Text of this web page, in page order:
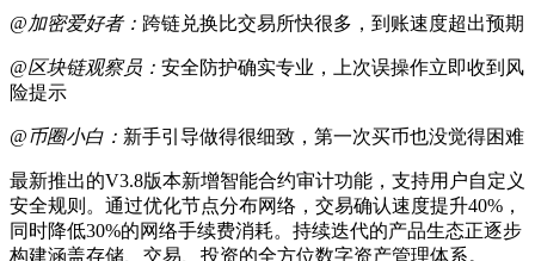
@加密爱好者： 跨链兑换比交易所快很多，到账速度超出预期
@区块链观察员： 安全防护确实专业，上次误操作立即收到风
险提示
@币圈小白： 新手引导做得很细致，第一次买币也没觉得困难
最新推出的V3.8版本新增智能合约审计功能，支持用户自定义
安全规则。通过优化节点分布网络，交易确认速度提升40%，
同时降低30%的网络手续费消耗。持续迭代的产品生态正逐步
构建涵盖存储、交易、投资的全方位数字资产管理体系。